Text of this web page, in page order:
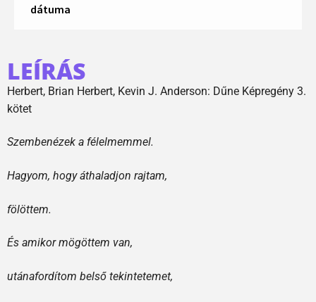
dátuma
LEÍRÁS
Herbert, Brian Herbert, Kevin J. Anderson: Dűne Képregény 3.
kötet
Szembenézek a félelmemmel.
Hagyom, hogy áthaladjon rajtam,
fölöttem.
És amikor mögöttem van,
utánafordítom belső tekintetemet,